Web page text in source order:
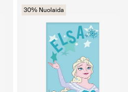
30% Nuolaida